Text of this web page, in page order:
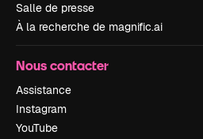
Salle de presse
À la recherche de magnific.ai
Nous contacter
Assistance
Instagram
YouTube